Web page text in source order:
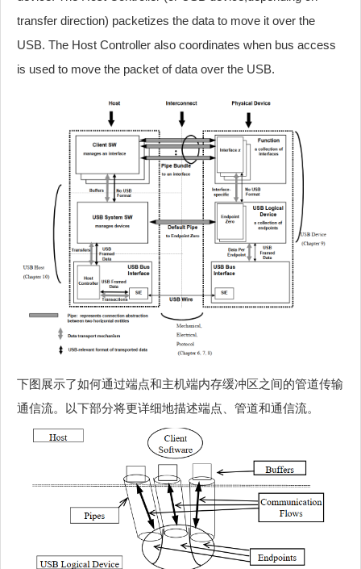
transfer direction) packetizes the data to move it over the
USB. The Host Controller also coordinates when bus access
is used to move the packet of data over the USB.
下图展示了如何通过端点和主机端内存缓冲区之间的管道传输
通信流。以下部分将更详细地描述端点、管道和通信流。